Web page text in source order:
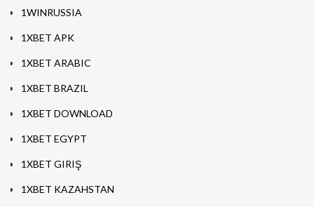
1WINRUSSIA
1XBET APK
1XBET ARABIC
1XBET BRAZIL
1XBET DOWNLOAD
1XBET EGYPT
1XBET GIRIŞ
1XBET KAZAHSTAN